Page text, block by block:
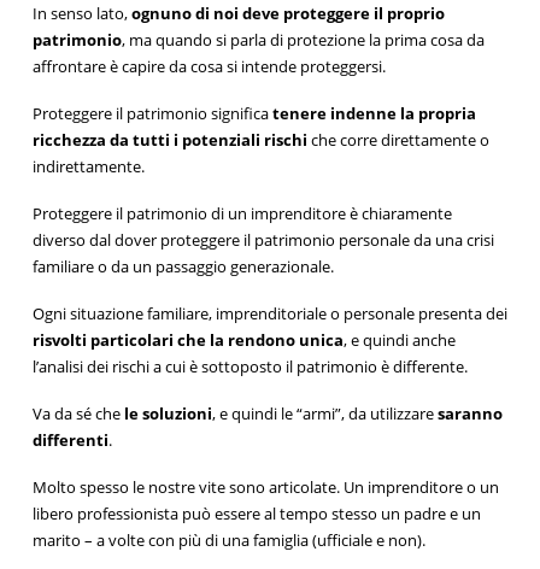
In senso lato,ognuno di noi deve proteggere il proprio
patrimonio, ma quando si parla di protezione la prima cosa da
affrontare è capire da cosa si intende proteggersi.
Proteggere il patrimonio significatenere indenne la propria
ricchezza da tutti i potenziali rischi che corre direttamente o
indirettamente.
Proteggere il patrimonio di un imprenditore è chiaramente
diverso dal dover proteggere il patrimonio personale da una crisi
familiare o da un passaggio generazionale.
Ogni situazione familiare, imprenditoriale o personale presenta dei
risvolti particolari che la rendono unica, e quindi anche
l’analisi dei rischi a cui è sottoposto il patrimonio è differente.
Va da sé che le soluzioni, e quindi le “armi”, da utilizzaresaranno
differenti.
Molto spesso le nostre vite sono articolate. Un imprenditore o un
libero professionista può essere al tempo stesso un padre e un
marito – a volte con più di una famiglia (ufficiale e non).